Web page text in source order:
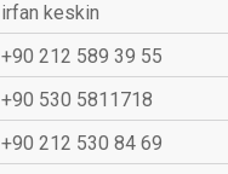
irfan keskin
+90 212 589 39 55
+90 530 5811718
+90 212 530 84 69